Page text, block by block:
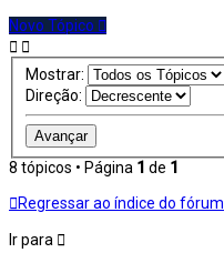
Novo Tópico
Mostrar:
Direção:
8 tópicos • Página 1 de 1
Regressar ao índice do fórum
Ir para